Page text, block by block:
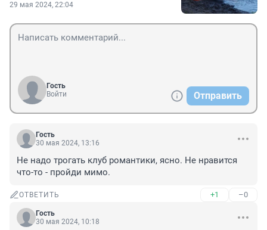
29 мая 2024, 22:04
Гость
Войти
Отправить
Гость
30 мая 2024, 13:16
Не надо трогать клуб романтики, ясно. Не нравится
что-то - пройди мимо.
ОТВЕТИТЬ +1 –0
Гость
30 мая 2024, 10:18